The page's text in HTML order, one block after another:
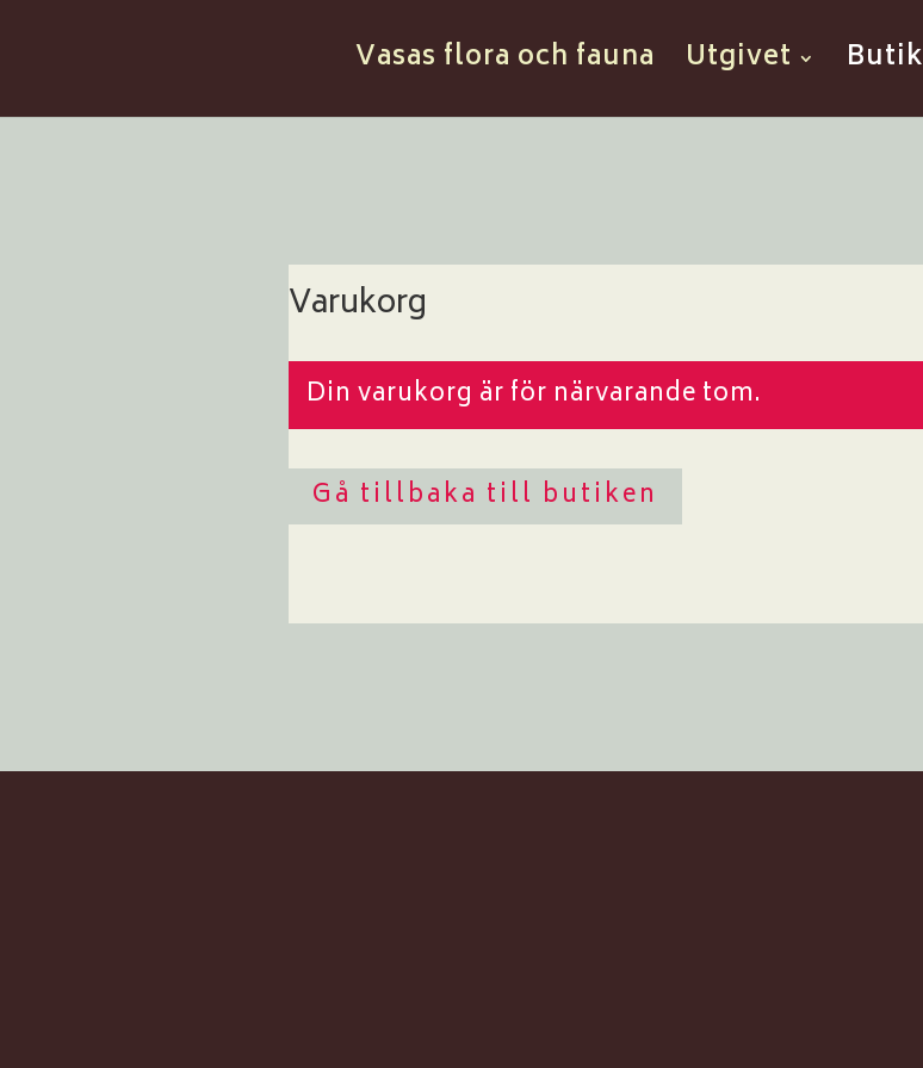
Vasas flora och fauna Utgivet Butik
Varukorg
Din varukorg är för närvarande tom.
Gå tillbaka till butiken